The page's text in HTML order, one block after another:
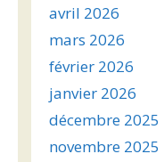
avril 2026
mars 2026
février 2026
janvier 2026
décembre 2025
novembre 2025